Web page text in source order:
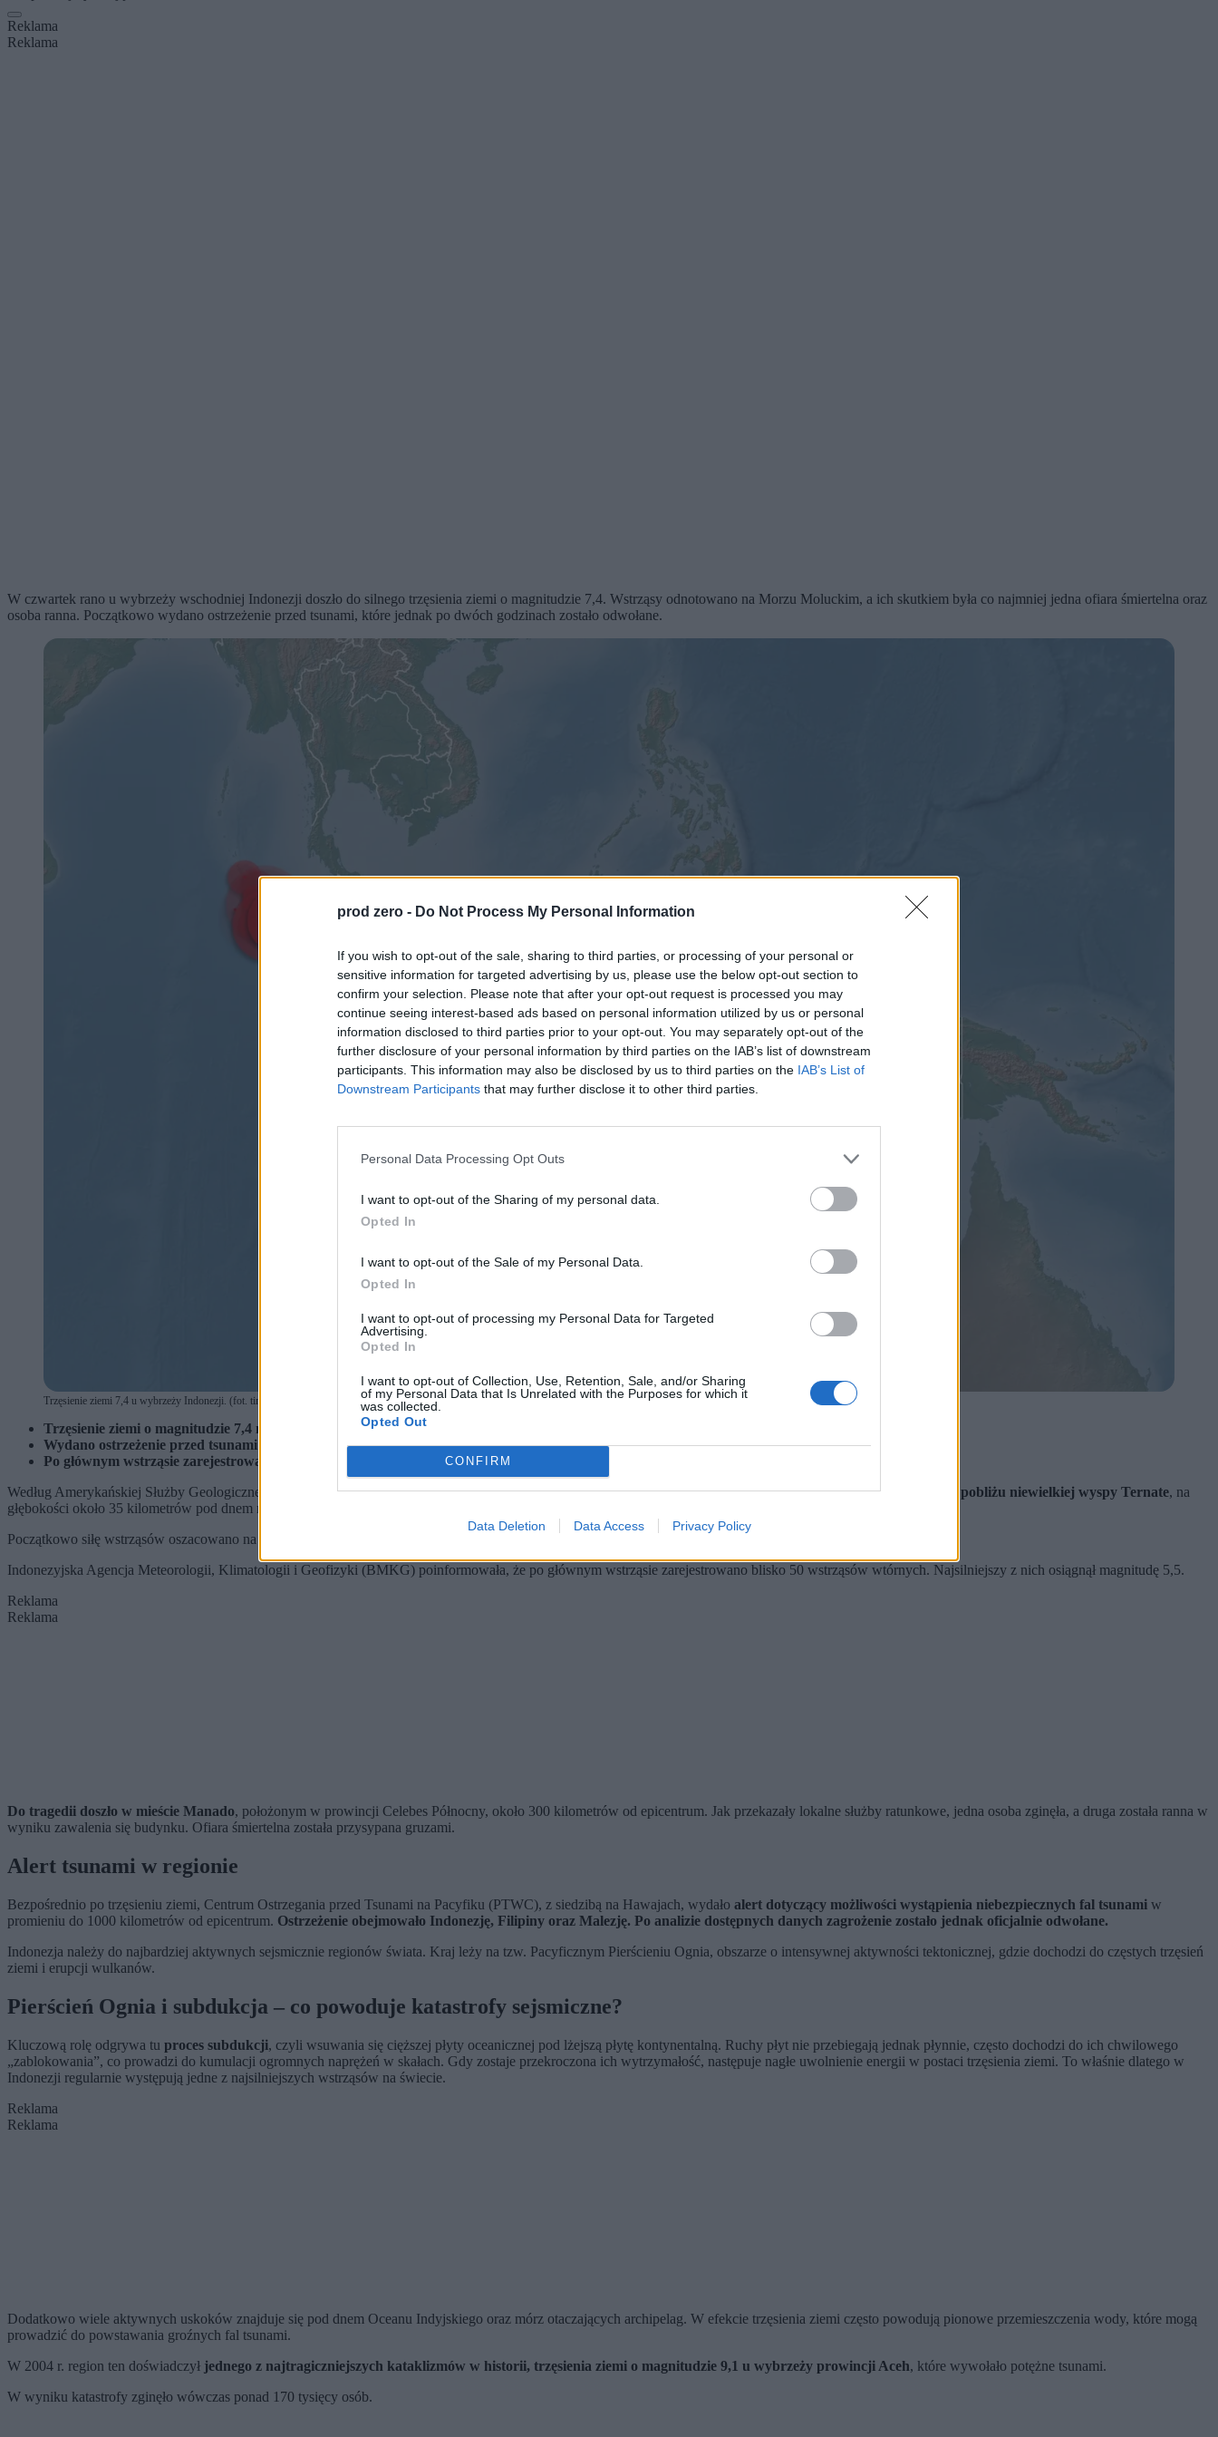
prod zero - Do Not Process My Personal Information
If you wish to opt-out of the sale, sharing to third parties, or processing of your personal or
sensitive information for targeted advertising by us, please use the below opt-out section to
confirm your selection. Please note that after your opt-out request is processed you may
continue seeing interest-based ads based on personal information utilized by us or personal
information disclosed to third parties prior to your opt-out. You may separately opt-out of the
further disclosure of your personal information by third parties on the IAB’s list of downstream
participants. This information may also be disclosed by us to third parties on the IAB’s List of
Downstream Participants that may further disclose it to other third parties.
Personal Data Processing Opt Outs
I want to opt-out of the Sharing of my personal data.
Opted In
I want to opt-out of the Sale of my Personal Data.
Opted In
I want to opt-out of processing my Personal Data for Targeted
Advertising.
Opted In
I want to opt-out of Collection, Use, Retention, Sale, and/or Sharing
of my Personal Data that Is Unrelated with the Purposes for which it
was collected.
Opted Out
CONFIRM
Data Deletion Data Access Privacy Policy
Reklama
Reklama
W czwartek rano u wybrzeży wschodniej Indonezji doszło do silnego trzęsienia ziemi o magnitudzie 7,4. Wstrząsy odnotowano na Morzu Moluckim, a ich skutkiem była co najmniej jedna ofiara śmiertelna oraz
osoba ranna. Początkowo wydano ostrzeżenie przed tsunami, które jednak po dwóch godzinach zostało odwołane.
Trzęsienie ziemi 7,4 u wybrzeży Indonezji. (fot. tinti44 / Shutterstock)
Trzęsienie ziemi o magnitudzie 7,4 nawiedziło rejon Morza Moluckiego; zginęła jedna osoba, druga została ranna.
Wydano ostrzeżenie przed tsunami dla kilku krajów regionu.
Po głównym wstrząsie zarejestrowano blisko 50 wstrząsów wtórnych, najsilniejszy miał magnitudę 5,5.
Według Amerykańskiej Służby Geologicznej (USGS), trzęsienie ziemi miało miejsce o godzinie 06:48 czasu lokalnego (22:48 GMT).Epicentrum znajdowało się w pobliżu niewielkiej wyspy Ternate, na
głębokości około 35 kilometrów pod dnem morza.
Początkowo siłę wstrząsów oszacowano na 7,8, jednak później skorygowano ją do 7,4.
Indonezyjska Agencja Meteorologii, Klimatologii i Geofizyki (BMKG) poinformowała, że po głównym wstrząsie zarejestrowano blisko 50 wstrząsów wtórnych. Najsilniejszy z nich osiągnął magnitudę 5,5.
Reklama
Reklama
Do tragedii doszło w mieście Manado, położonym w prowincji Celebes Północny, około 300 kilometrów od epicentrum. Jak przekazały lokalne służby ratunkowe, jedna osoba zginęła, a druga została ranna w
wyniku zawalenia się budynku. Ofiara śmiertelna została przysypana gruzami.
Alert tsunami w regionie
Bezpośrednio po trzęsieniu ziemi, Centrum Ostrzegania przed Tsunami na Pacyfiku (PTWC), z siedzibą na Hawajach, wydało alert dotyczący możliwości wystąpienia niebezpiecznych fal tsunami w
promieniu do 1000 kilometrów od epicentrum. Ostrzeżenie obejmowało Indonezję, Filipiny oraz Malezję. Po analizie dostępnych danych zagrożenie zostało jednak oficjalnie odwołane.
Indonezja należy do najbardziej aktywnych sejsmicznie regionów świata. Kraj leży na tzw. Pacyficznym Pierścieniu Ognia, obszarze o intensywnej aktywności tektonicznej, gdzie dochodzi do częstych trzęsień
ziemi i erupcji wulkanów.
Pierścień Ognia i subdukcja – co powoduje katastrofy sejsmiczne?
Kluczową rolę odgrywa tu proces subdukcji, czyli wsuwania się cięższej płyty oceanicznej pod lżejszą płytę kontynentalną. Ruchy płyt nie przebiegają jednak płynnie, często dochodzi do ich chwilowego
„zablokowania”, co prowadzi do kumulacji ogromnych naprężeń w skałach. Gdy zostaje przekroczona ich wytrzymałość, następuje nagłe uwolnienie energii w postaci trzęsienia ziemi. To właśnie dlatego w
Indonezji regularnie występują jedne z najsilniejszych wstrząsów na świecie.
Reklama
Reklama
Dodatkowo wiele aktywnych uskoków znajduje się pod dnem Oceanu Indyjskiego oraz mórz otaczających archipelag. W efekcie trzęsienia ziemi często powodują pionowe przemieszczenia wody, które mogą
prowadzić do powstawania groźnych fal tsunami.
W 2004 r. region ten doświadczył jednego z najtragiczniejszych kataklizmów w historii, trzęsienia ziemi o magnitudzie 9,1 u wybrzeży prowincji Aceh, które wywołało potężne tsunami.
W wyniku katastrofy zginęło wówczas ponad 170 tysięcy osób.